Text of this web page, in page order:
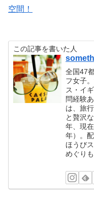
空間！
この記事を書いた人
全国47
フ女子
ス・イ
問経験
は、旅
と贅沢
年、現
年）。
ほうび
めぐり